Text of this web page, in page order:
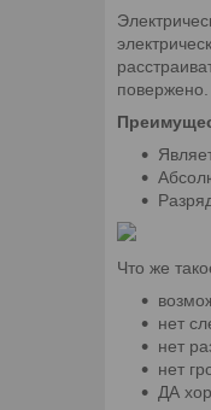
повержено.
Что же
нет
нет
нет
ДА